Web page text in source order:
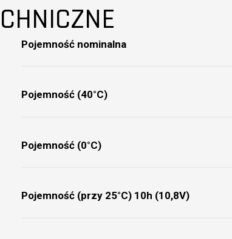
Pojemność nominalna
Pojemność (40°C)
Pojemność (0°C)
Pojemność (przy 25°C) 10h (10,8V)